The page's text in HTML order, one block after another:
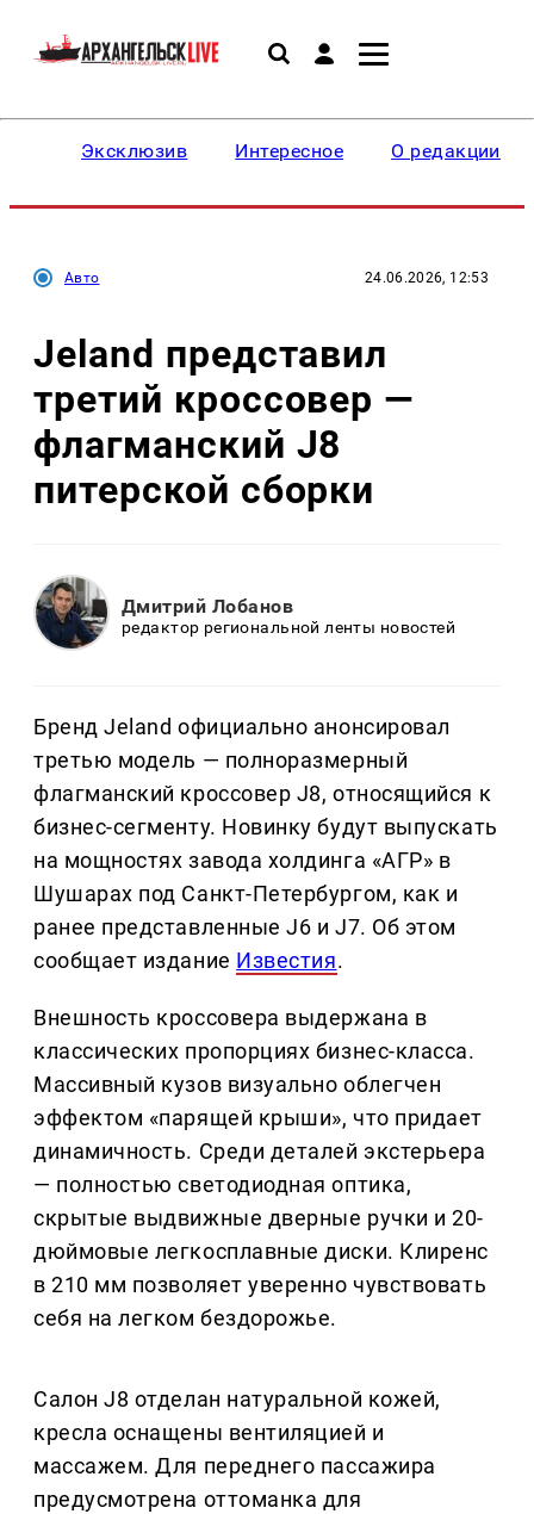
Эксклюзив Интересное О редакции
Авто 24.06.2026, 12:53
Jeland представил
третий кроссовер —
флагманский J8
питерской сборки
Дмитрий Лобанов
редактор региональной ленты новостей
Бренд Jeland официально анонсировал
третью модель — полноразмерный
флагманский кроссовер J8, относящийся к
бизнес-сегменту. Новинку будут выпускать
на мощностях завода холдинга «АГР» в
Шушарах под Санкт-Петербургом, как и
ранее представленные J6 и J7. Об этом
сообщает издание Известия.
Внешность кроссовера выдержана в
классических пропорциях бизнес-класса.
Массивный кузов визуально облегчен
эффектом «парящей крыши», что придает
динамичность. Среди деталей экстерьера
— полностью светодиодная оптика,
скрытые выдвижные дверные ручки и 20-
дюймовые легкосплавные диски. Клиренс
в 210 мм позволяет уверенно чувствовать
себя на легком бездорожье.
Салон J8 отделан натуральной кожей,
кресла оснащены вентиляцией и
массажем. Для переднего пассажира
предусмотрена оттоманка для